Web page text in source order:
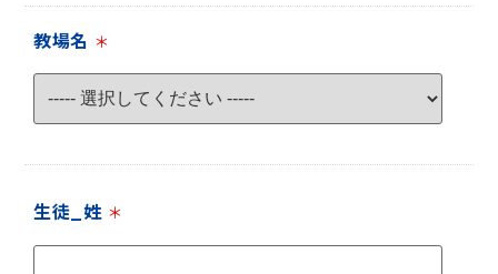
教場名 ＊
生徒_姓 ＊